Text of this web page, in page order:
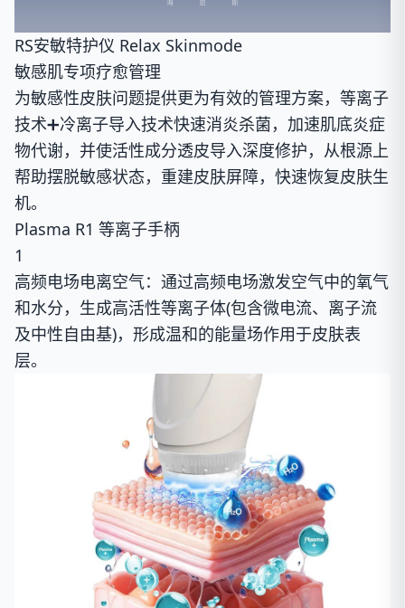
RS安敏特护仪 Relax Skinmode
敏感肌专项疗愈管理
为敏感性皮肤问题提供更为有效的管理方案，等离子
技术➕冷离子导入技术快速消炎杀菌，加速肌底炎症
物代谢，并使活性成分透皮导入深度修护，从根源上
帮助摆脱敏感状态，重建皮肤屏障，快速恢复皮肤生
机。
Plasma R1 等离子手柄
1
高频电场电离空气：通过高频电场激发空气中的氧气
和水分，生成高活性等离子体(包含微电流、离子流
及中性自由基)，形成温和的能量场作用于皮肤表
层。